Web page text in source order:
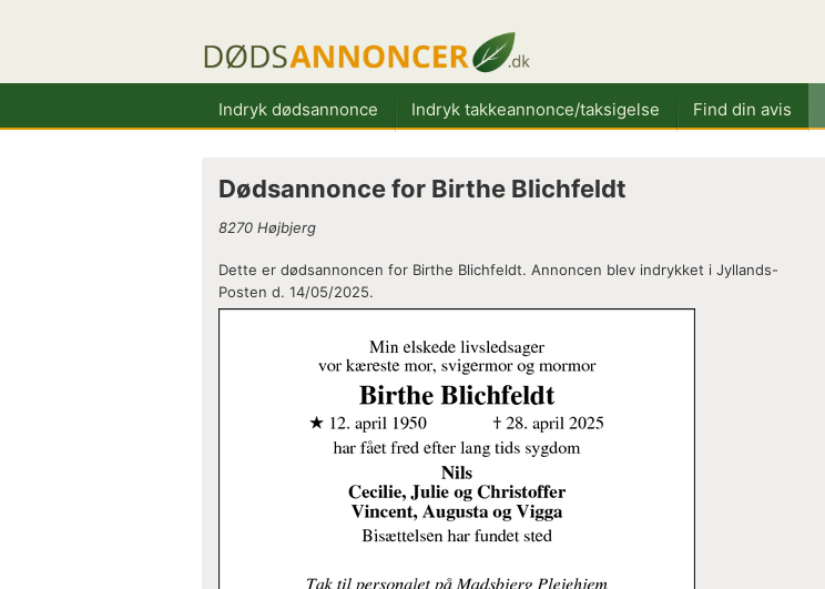
Indryk dødsannonce Indryk takkeannonce/taksigelse Find din avis
Dødsannonce for Birthe Blichfeldt
8270 Højbjerg
Dette er dødsannoncen for Birthe Blichfeldt. Annoncen blev indrykket i Jyllands-
Posten d. 14/05/2025.